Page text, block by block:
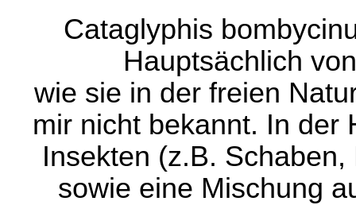
Cataglyphis
Hauptsächlich
wie sie in der freien
mir nicht bekannt. In der
Insekten (z.B.
sowie eine Mischung